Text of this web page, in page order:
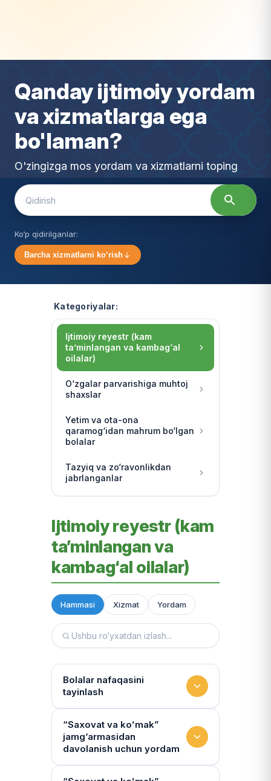
mtiy oz
Qanday ijtimoiy yordam
va xizmatlarga ega
bo'laman?
O'zingizga mos yordam va xizmatlarni toping
Search
for:
Ko‘p qidirilganlar:
Barcha xizmatlarni ko‘rish
Kategoriyalar:
Ijtimoiy reyestr (kam
ta’minlangan va kambag‘al
oilalar)
O‘zgalar parvarishiga muhtoj
shaxslar
Yetim va ota-ona
qaramog‘idan mahrum bo‘lgan
bolalar
Tazyiq va zo‘ravonlikdan
jabrlanganlar
Ijtimoiy reyestr (kam
ta’minlangan va
kambag‘al oilalar)
Hammasi Xizmat Yordam
Bolalar nafaqasini
tayinlash
To‘lov miqdori
Miqdor qonunchilik bilan belgilanadi.
“Kambag‘allik chegarasidagi oila”ga
75% yoki 50% to‘lanadi
“Saxovat va koʻmak”
jamg‘armasidan
davolanish uchun yordam